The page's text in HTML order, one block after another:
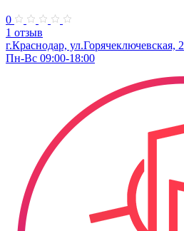
0
1 отзыв
г.Краснодар, ул.Горячеключевская, 2
Пн-Вс 09:00-18:00